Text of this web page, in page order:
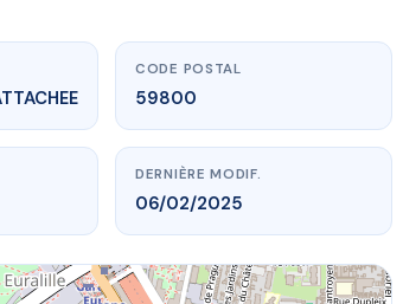
CODE POSTAL
59800
DERNIÈRE MODIF.
06/02/2025